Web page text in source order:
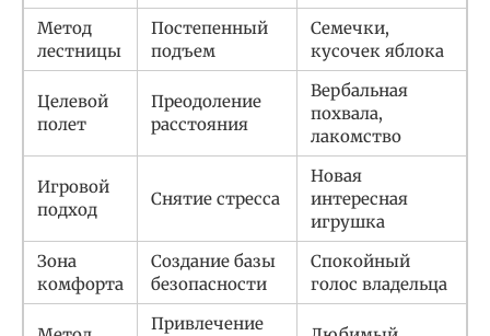
Метод
лестницы
Постепенный
подъем
Семечки,
кусочек яблока
Целевой
полет
Преодоление
расстояния
Вербальная
похвала,
лакомство
Игровой
подход
Снятие стресса
Новая
интересная
игрушка
Зона
комфорта
Создание базы
безопасности
Спокойный
голос владельца
Привлечение